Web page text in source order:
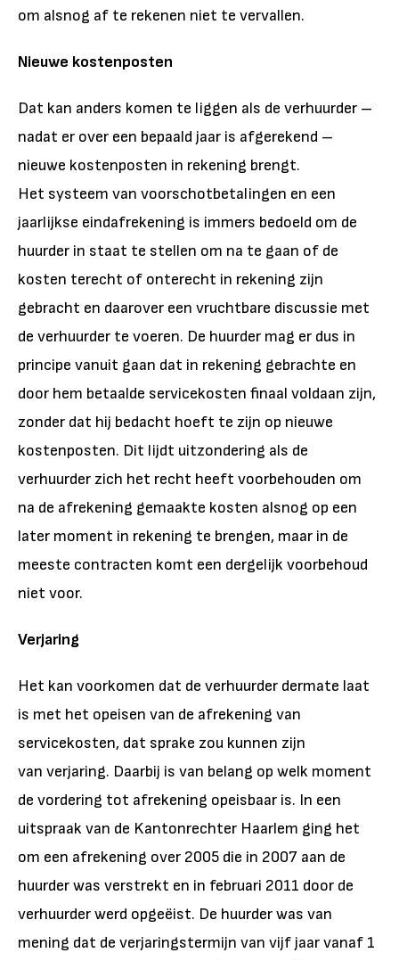
om alsnog af te rekenen niet te vervallen.
Nieuwe kostenposten
Dat kan anders komen te liggen als de verhuurder –
nadat er over een bepaald jaar is afgerekend –
nieuwe kostenposten in rekening brengt.
Het systeem van voorschotbetalingen en een
jaarlijkse eindafrekening is immers bedoeld om de
huurder in staat te stellen om na te gaan of de
kosten terecht of onterecht in rekening zijn
gebracht en daarover een vruchtbare discussie met
de verhuurder te voeren. De huurder mag er dus in
principe vanuit gaan dat in rekening gebrachte en
door hem betaalde servicekosten finaal voldaan zijn,
zonder dat hij bedacht hoeft te zijn op nieuwe
kostenposten. Dit lijdt uitzondering als de
verhuurder zich het recht heeft voorbehouden om
na de afrekening gemaakte kosten alsnog op een
later moment in rekening te brengen, maar in de
meeste contracten komt een dergelijk voorbehoud
niet voor.
Verjaring
Het kan voorkomen dat de verhuurder dermate laat
is met het opeisen van de afrekening van
servicekosten, dat sprake zou kunnen zijn
van verjaring. Daarbij is van belang op welk moment
de vordering tot afrekening opeisbaar is. In een
uitspraak van de Kantonrechter Haarlem ging het
om een afrekening over 2005 die in 2007 aan de
huurder was verstrekt en in februari 2011 door de
verhuurder werd opgeëist. De huurder was van
mening dat de verjaringstermijn van vijf jaar vanaf 1